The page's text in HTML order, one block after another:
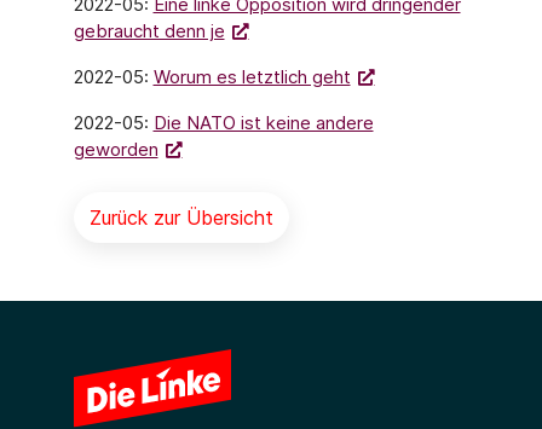
gebraucht denn je
2022-05: Worum es letztlich geht
2022-05: Die NATO ist keine andere
geworden
Zurück zur Übersicht